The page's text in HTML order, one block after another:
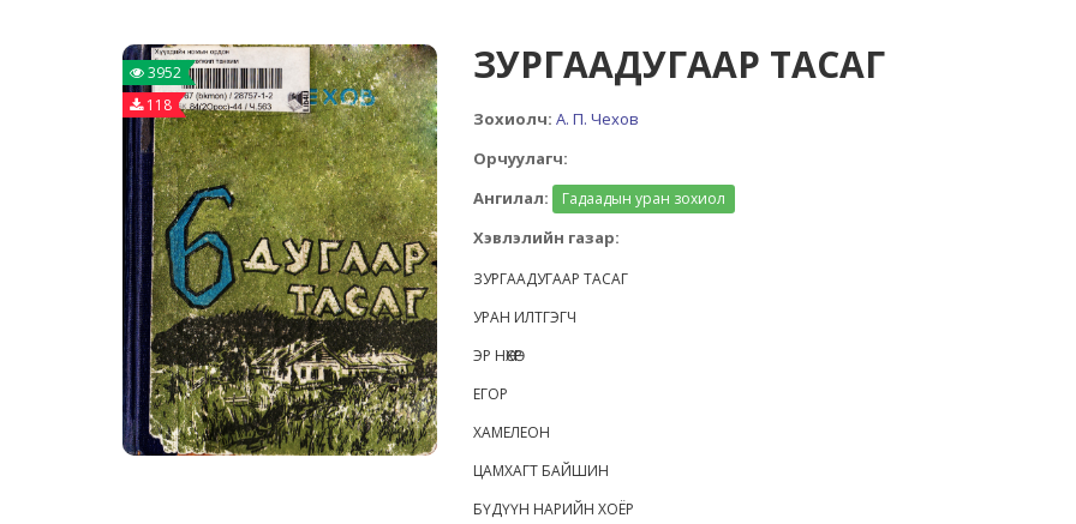
3952
118
ЗУРГААДУГААР ТАСАГ
Зохиолч: А. П. Чехов
Орчуулагч:
Ангилал:
Гадаадын уран зохиол
Хэвлэлийн газар:
ЗУРГААДУГААР ТАСАГ
УРАН ИЛТГЭГЧ
ЭР НӨХӨР
ЕГОР
ХАМЕЛЕОН
ЦАМХАГТ БАЙШИН
БҮДҮҮН НАРИЙН ХОЁР